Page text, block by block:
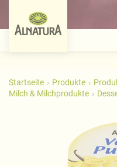
Startseite Produkte
Milch & Milchprodukte